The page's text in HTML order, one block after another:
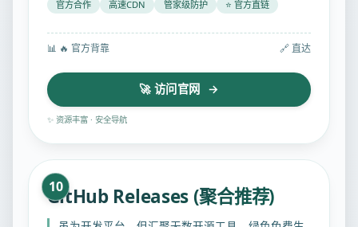
官方合作 高速CDN 管家级防护 ⭐ 官方直链
📊 🔥 官方背靠 🔗 直达
🚀 访问官网 →
✨ 资源丰富 · 安全导航
10
GitHub Releases (聚合推荐)